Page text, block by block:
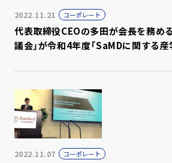
2022.11.21 コーポレート
代表取締役CEOの多田が会長を務め
議会」が令和4年度「SaMDに関する
2022.11.07 コーポレート